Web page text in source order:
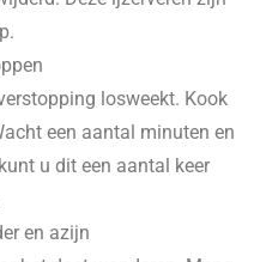
losweekt. Kook
een aantal minuten en
u dit een aantal keer
en azijn